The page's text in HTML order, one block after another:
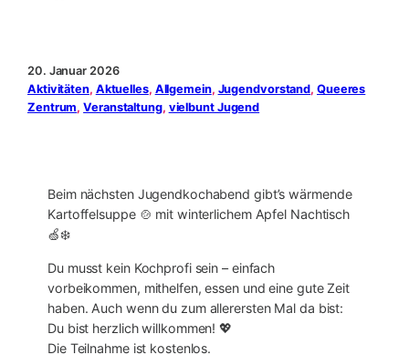
20. Januar 2026
Aktivitäten, Aktuelles, Allgemein, Jugendvorstand, Queeres
Zentrum, Veranstaltung, vielbunt Jugend
Beim nächsten Jugendkochabend gibt’s wärmende
Kartoffelsuppe 🍲 mit winterlichem Apfel Nachtisch
🍏❄️
Du musst kein Kochprofi sein – einfach
vorbeikommen, mithelfen, essen und eine gute Zeit
haben. Auch wenn du zum allerersten Mal da bist:
Du bist herzlich willkommen! 💖
Die Teilnahme ist kostenlos.